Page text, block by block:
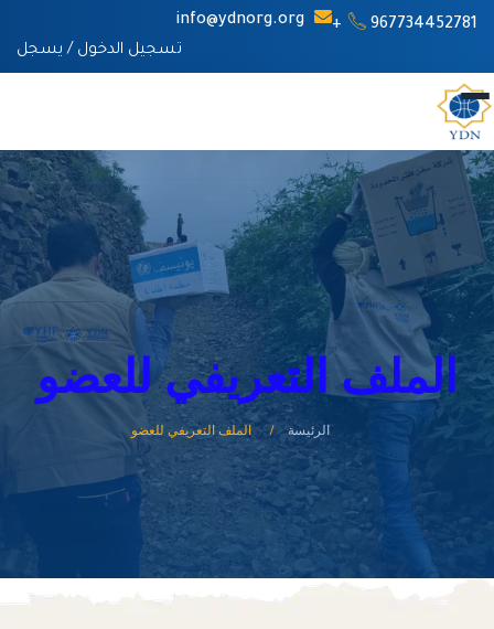
967734452781+
info@ydnorg.org
تسجيل الدخول / يسجل
الملف التعريفي للعضو
الرئيسة الملف التعريفي للعضو